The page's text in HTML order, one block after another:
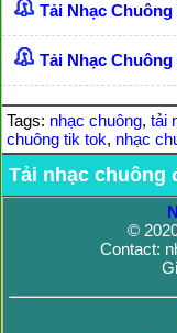
Tải Nhạc
Tải Nhạc
Tags: nhạc chuông, tải
chuông tik tok, nhạc
Tải nhạc chuông
©
Contact: